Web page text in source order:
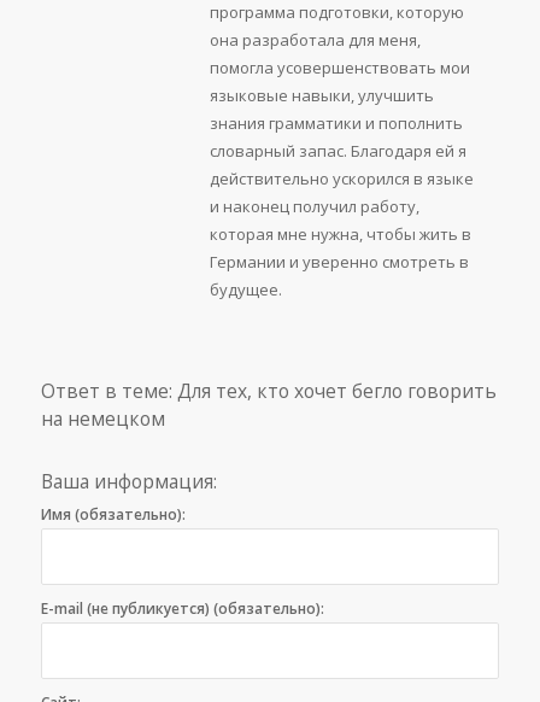
программа подготовки, которую
она разработала для меня,
помогла усовершенствовать мои
языковые навыки, улучшить
знания грамматики и пополнить
словарный запас. Благодаря ей я
действительно ускорился в языке
и наконец получил работу,
которая мне нужна, чтобы жить в
Германии и уверенно смотреть в
будущее.
Ответ в теме: Для тех, кто хочет бегло говорить
на немецком
Ваша информация:
Имя (обязательно):
E-mail (не публикуется) (обязательно):